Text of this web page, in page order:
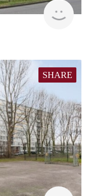
SHARE
rent